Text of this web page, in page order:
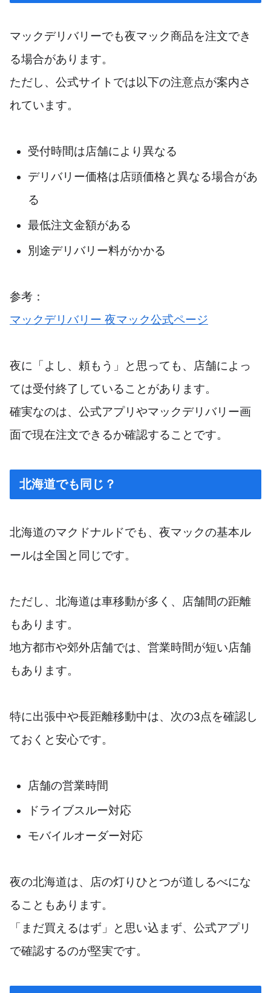
マックデリバリーでも夜マック商品を注文でき
る場合があります。
ただし、公式サイトでは以下の注意点が案内さ
れています。
受付時間は店舗により異なる
デリバリー価格は店頭価格と異なる場合があ
る
最低注文金額がある
別途デリバリー料がかかる
参考：
マックデリバリー 夜マック公式ページ
夜に「よし、頼もう」と思っても、店舗によっ
ては受付終了していることがあります。
確実なのは、公式アプリやマックデリバリー画
面で現在注文できるか確認することです。
北海道でも同じ？
北海道のマクドナルドでも、夜マックの基本ル
ールは全国と同じです。
ただし、北海道は車移動が多く、店舗間の距離
もあります。
地方都市や郊外店舗では、営業時間が短い店舗
もあります。
特に出張中や長距離移動中は、次の3点を確認し
ておくと安心です。
店舗の営業時間
ドライブスルー対応
モバイルオーダー対応
夜の北海道は、店の灯りひとつが道しるべにな
ることもあります。
「まだ買えるはず」と思い込まず、公式アプリ
で確認するのが堅実です。